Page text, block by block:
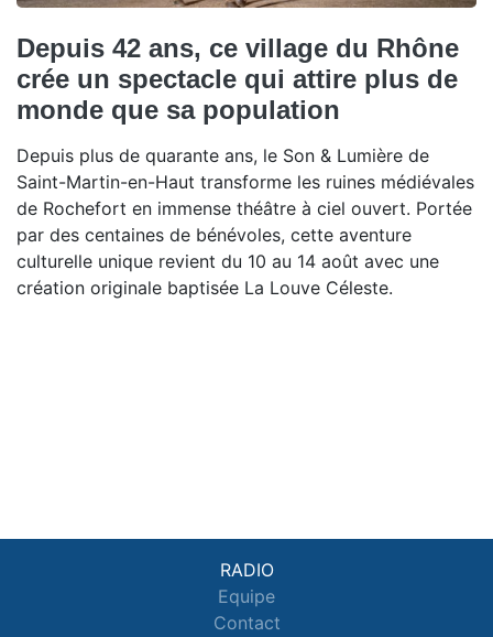
Depuis 42 ans, ce village du Rhône
crée un spectacle qui attire plus de
monde que sa population
Depuis plus de quarante ans, le Son & Lumière de
Saint-Martin-en-Haut transforme les ruines médiévales
de Rochefort en immense théâtre à ciel ouvert. Portée
par des centaines de bénévoles, cette aventure
culturelle unique revient du 10 au 14 août avec une
création originale baptisée La Louve Céleste.
RADIO
Equipe
Contact